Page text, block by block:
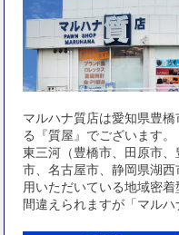
マルハナ質店は愛知県豊
る『質屋』でございます。
東三河（豊橋市、田原市
市、名古屋市、静岡県湖
用いただいている地域密
間違えられますが「マル